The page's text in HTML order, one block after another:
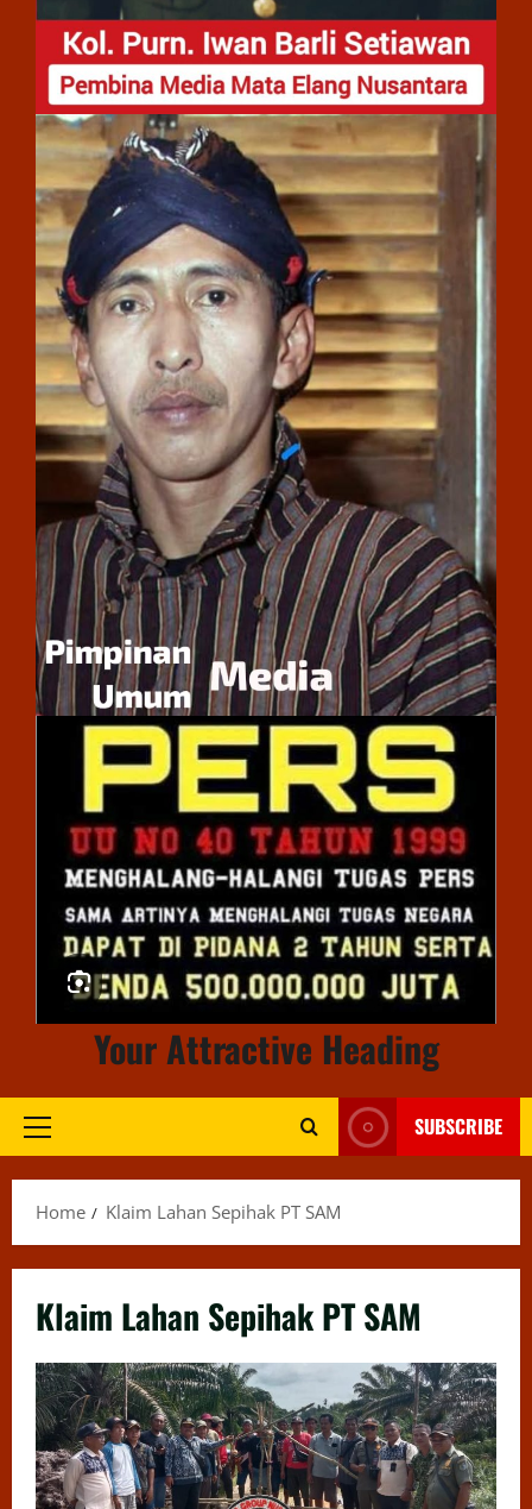
Your Attractive Heading
Primary
SUBSCRIBE
Home Klaim Lahan Sepihak PT SAM
Klaim Lahan Sepihak PT SAM